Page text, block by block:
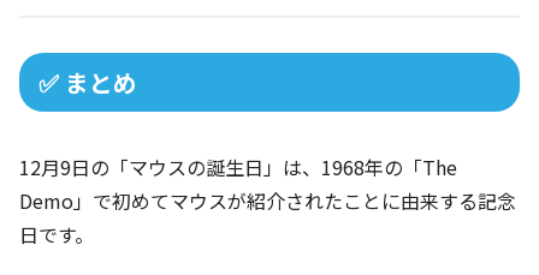
✅ まとめ
12月9日の「マウスの誕生日」は、1968年の「The
Demo」で初めてマウスが紹介されたことに由来する記念
日です。